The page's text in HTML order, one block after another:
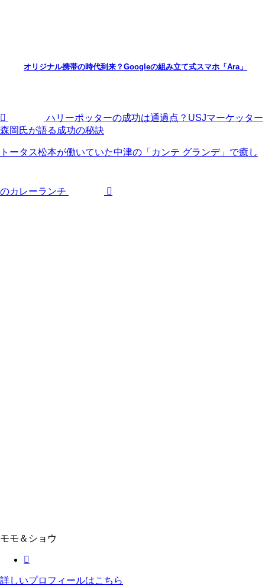
オリジナル携帯の時代到来？Googleの組み立て式スマホ「Ara」
ハリーポッターの成功は通過点？USJマーケッター
森岡氏が語る成功の秘訣
トータス松本が働いていた中津の「カンテ グランデ」で癒し
のカレーランチ
モモ＆ショウ
詳しいプロフィールはこちら